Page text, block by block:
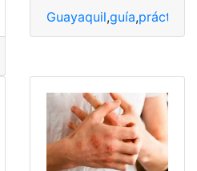
Guayaquil,guía,práctica